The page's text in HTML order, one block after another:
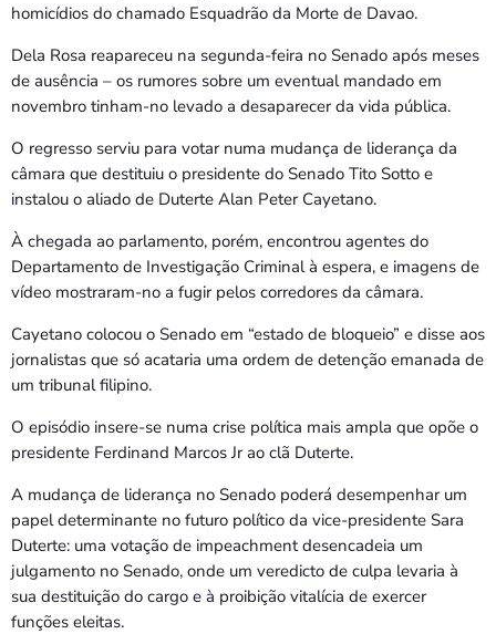
homicídios do chamado Esquadrão da Morte de Davao.
Dela Rosa reapareceu na segunda-feira no Senado após meses
de ausência – os rumores sobre um eventual mandado em
novembro tinham-no levado a desaparecer da vida pública.
O regresso serviu para votar numa mudança de liderança da
câmara que destituiu o presidente do Senado Tito Sotto e
instalou o aliado de Duterte Alan Peter Cayetano.
À chegada ao parlamento, porém, encontrou agentes do
Departamento de Investigação Criminal à espera, e imagens de
vídeo mostraram-no a fugir pelos corredores da câmara.
Cayetano colocou o Senado em “estado de bloqueio” e disse aos
jornalistas que só acataria uma ordem de detenção emanada de
um tribunal filipino.
O episódio insere-se numa crise política mais ampla que opõe o
presidente Ferdinand Marcos Jr ao clã Duterte.
A mudança de liderança no Senado poderá desempenhar um
papel determinante no futuro político da vice-presidente Sara
Duterte: uma votação de impeachment desencadeia um
julgamento no Senado, onde um veredicto de culpa levaria à
sua destituição do cargo e à proibição vitalícia de exercer
funções eleitas.